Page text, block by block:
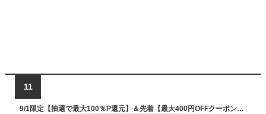
11
9/1限定【抽選で最大100％P還元】＆先着【最大400円OFFクーポン】 洗濯ハンガー とばないくん ワイドタイプ クリップハンガー 5本組 ブルー （ 洗濯用品 洗濯物干し 衣類ハンガー 室内干し グリップハンガー キャッチ式 物干し 物干しハン ）